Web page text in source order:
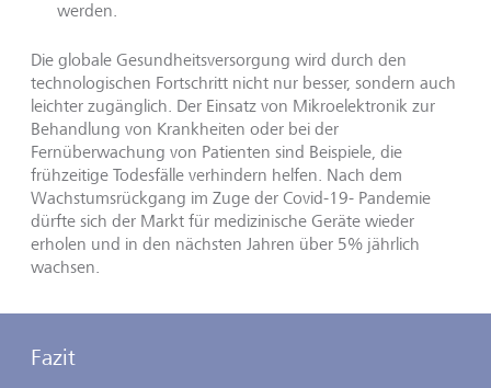
werden.
Die globale Gesundheitsversorgung wird durch den
technologischen Fortschritt nicht nur besser, sondern auch
leichter zugänglich. Der Einsatz von Mikroelektronik zur
Behandlung von Krankheiten oder bei der
Fernüberwachung von Patienten sind Beispiele, die
frühzeitige Todesfälle verhindern helfen. Nach dem
Wachstumsrückgang im Zuge der Covid-19- Pandemie
dürfte sich der Markt für medizinische Geräte wieder
erholen und in den nächsten Jahren über 5% jährlich
wachsen.
Fazit